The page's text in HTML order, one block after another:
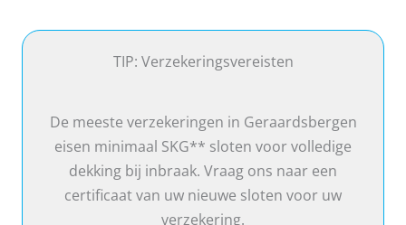
TIP: Verzekeringsvereisten
De meeste verzekeringen in Geraardsbergen
eisen minimaal SKG** sloten voor volledige
dekking bij inbraak. Vraag ons naar een
certificaat van uw nieuwe sloten voor uw
verzekering.